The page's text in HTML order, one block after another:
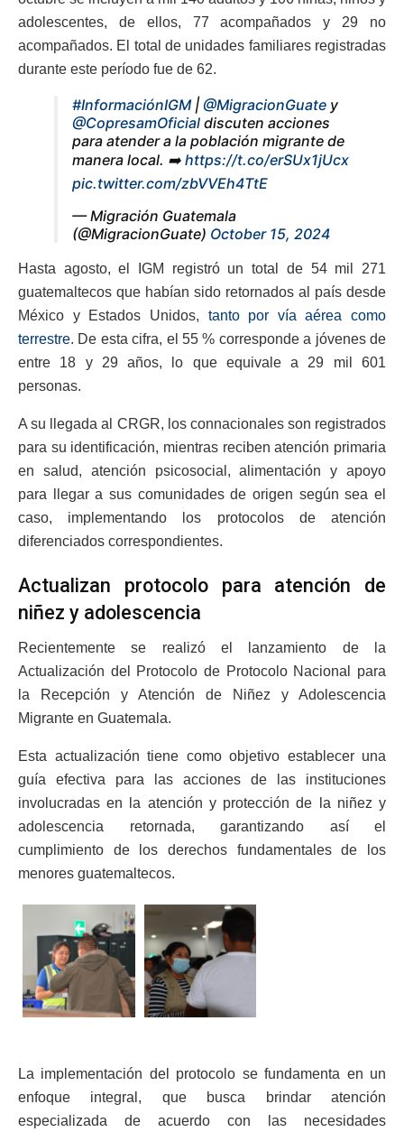
adolescentes, de ellos, 77 acompañados y 29 no
acompañados. El total de unidades familiares registradas
durante este período fue de 62.
#InformaciónIGM| @MigracionGuate y
@CopresamOficial discuten acciones
para atender a la población migrante de
manera local. ➡️ https://t.co/erSUx1jUcx
pic.twitter.com/zbVVEh4TtE
— Migración Guatemala
(@MigracionGuate) October 15, 2024
Hasta agosto, el IGM registró un total de 54 mil 271
guatemaltecos que habían sido retornados al país desde
México y Estados Unidos, tanto por vía aérea como
terrestre. De esta cifra, el 55 % corresponde a jóvenes de
entre 18 y 29 años, lo que equivale a 29 mil 601
personas.
A su llegada al CRGR, los connacionales son registrados
para su identificación, mientras reciben atención primaria
en salud, atención psicosocial, alimentación y apoyo
para llegar a sus comunidades de origen según sea el
caso, implementando los protocolos de atención
diferenciados correspondientes.
Actualizan protocolo para atención de
niñez y adolescencia
Recientemente se realizó el lanzamiento de la
Actualización del Protocolo de Protocolo Nacional para
la Recepción y Atención de Niñez y Adolescencia
Migrante en Guatemala.
Esta actualización tiene como objetivo establecer una
guía efectiva para las acciones de las instituciones
involucradas en la atención y protección de la niñez y
adolescencia retornada, garantizando así el
cumplimiento de los derechos fundamentales de los
menores guatemaltecos.
La implementación del protocolo se fundamenta en un
enfoque integral, que busca brindar atención
especializada de acuerdo con las necesidades